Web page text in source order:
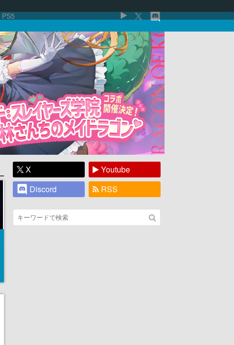
PS5
X
Youtube
Discord
RSS